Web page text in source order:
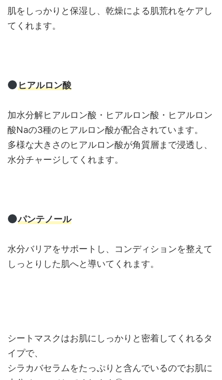
肌をしっかりと保湿し、乾燥による肌荒れをケアし
てくれます。
ヒアルロン酸
加水分解ヒアルロン酸・ヒアルロン酸・ヒアルロン
酸Naの3種のヒアルロン酸が配合されています。
多様な大きさのヒアルロン酸が角質層まで浸透し、
水分チャージしてくれます。
パンテノール
水分バリアをサポートし、コンディションを整えて
しっとりした肌へと導いてくれます。
シートマスクはお肌にしっかりと密着してくれるタ
イプで、
シラカバセラムをたっぷりと含んでいるのでお肌に